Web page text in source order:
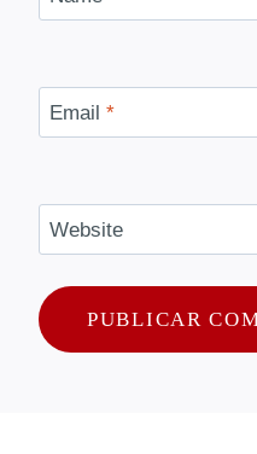
Email *
Website